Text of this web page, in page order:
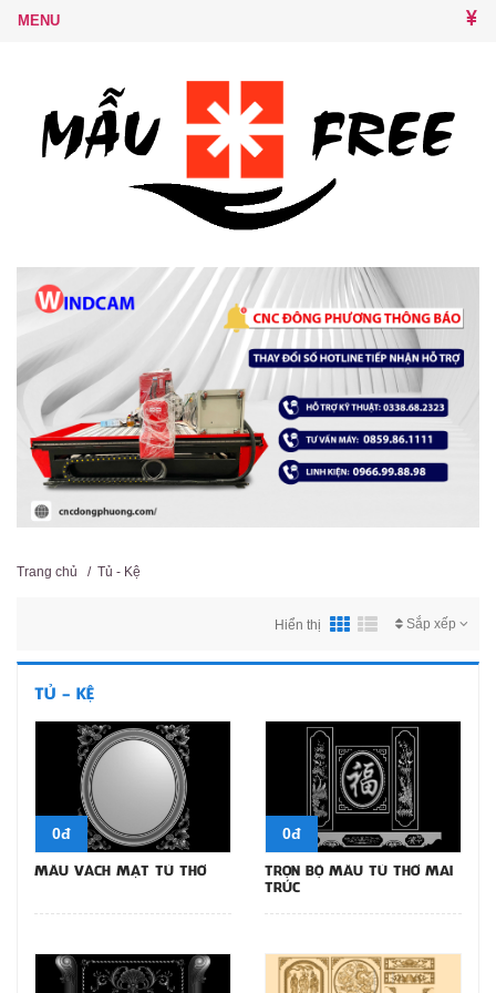
Trang chủ / Tủ - Kệ
Sắp xếp
Hiển thị
TỦ - KỆ
0đ
MẪU VÁCH MẶT TỦ THỜ
0đ
TRỌN BỘ MẪU TỦ THỜ MAI
TRÚC